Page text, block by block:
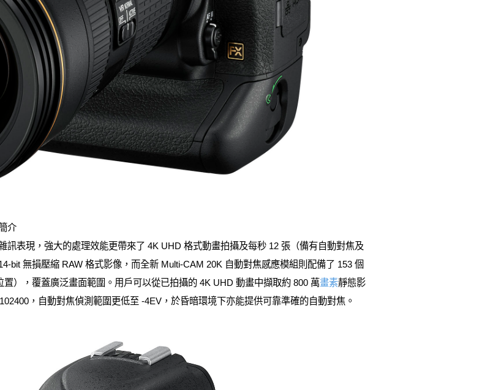
介
訊表現，強大的處理效能更帶來了 4K UHD 格式動畫拍攝及每秒 12 張（備有自動對焦及
bit 無損壓縮 RAW 格式影像，而全新 Multi-CAM 20K 自動對焦感應模組則配備了 153 個
），覆蓋廣泛畫面範圍。用戶可以從已拍攝的 4K UHD 動畫中擷取約 800 萬畫素靜態影
，自動對焦偵測範圍更低至 -4EV，於昏暗環境下亦能提供可靠準確的自動對焦。